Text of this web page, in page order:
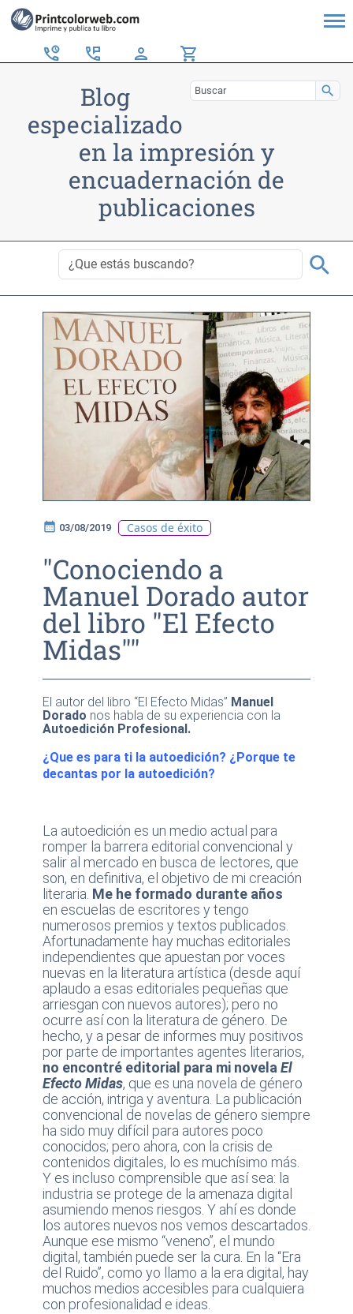
perm_phone_msg person shopping_cart
search
Blog
especializado
en la impresión y
encuadernación de
publicaciones
search
calendar_month 03/08/2019 Casos de éxito
"Conociendo a
Manuel Dorado autor
del libro "El Efecto
Midas""
El autor del libro “El Efecto Midas” Manuel
Dorado nos habla de su experiencia con la
Autoedición Profesional.
¿Que es para ti la autoedición? ¿Porque te
decantas por la autoedición?
La autoedición es un medio actual para
romper la barrera editorial convencional y
salir al mercado en busca de lectores, que
son, en definitiva, el objetivo de mi creación
literaria. Me he formado durante años
en escuelas de escritores y tengo
numerosos premios y textos publicados.
Afortunadamente hay muchas editoriales
independientes que apuestan por voces
nuevas en la literatura artística (desde aquí
aplaudo a esas editoriales pequeñas que
arriesgan con nuevos autores); pero no
ocurre así con la literatura de género. De
hecho, y a pesar de informes muy positivos
por parte de importantes agentes literarios,
no encontré editorial para mi novelaEl
Efecto Midas, que es una novela de género
de acción, intriga y aventura. La publicación
convencional de novelas de género siempre
ha sido muy difícil para autores poco
conocidos; pero ahora, con la crisis de
contenidos digitales, lo es muchísimo más.
Y es incluso comprensible que así sea: la
industria se protege de la amenaza digital
asumiendo menos riesgos. Y ahí es donde
los autores nuevos nos vemos descartados.
Aunque ese mismo “veneno”, el mundo
digital, también puede ser la cura. En la “Era
del Ruido”, como yo llamo a la era digital, hay
muchos medios accesibles para cualquiera
con profesionalidad e ideas.